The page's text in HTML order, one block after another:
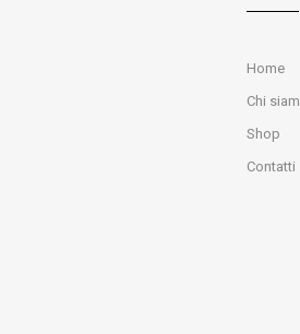
Home
Chi
Shop
Contatti